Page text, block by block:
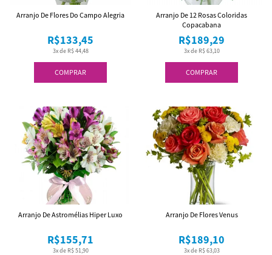
COMPRAR
3x de R$ 44,48
R$133,45
Arranjo De Flores Do Campo Alegria
COMPRAR
3x de R$ 63,10
R$189,29
Arranjo De 12 Rosas Coloridas
Copacabana
3x de R$ 51,90
R$155,71
Arranjo De Astromélias Hiper Luxo
3x de R$ 63,03
R$189,10
Arranjo De Flores Venus